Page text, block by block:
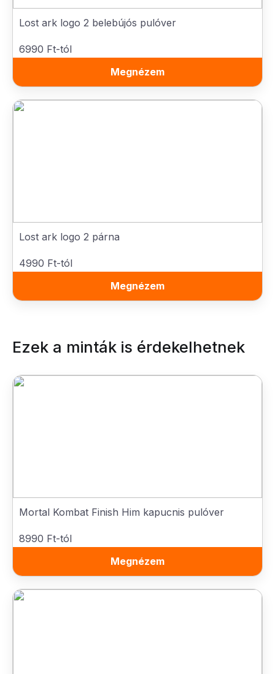
Lost ark logo 2 belebújós pulóver
6990 Ft-tól
Megnézem
Lost ark logo 2 párna
4990 Ft-tól
Megnézem
Ezek a minták is érdekelhetnek
Mortal Kombat Finish Him kapucnis pulóver
8990 Ft-tól
Megnézem